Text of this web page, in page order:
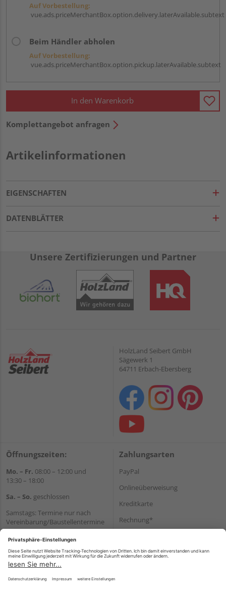
Auf Vorbestellung:
vue.ads.priceMerchantBox.option.delivery.laterAvailable.subtext
Beim Händler abholen
Auf Vorbestellung:
vue.ads.priceMerchantBox.option.pickup.laterAvailable.subtext
In den Warenkorb
Komplettangebot anfragen
Artikelinformationen
EIGENSCHAFTEN
DATENBLÄTTER
Unsere Zertifizierungen und Partner
HolzLand Seibert GmbH
Sägewerk 1
64711 Erbach-Ebersberg
Öffnungszeiten:
Mo. – Fr. 08:00 – 12:00 und
13:30 – 18:00
Sa. – So. geschlossen
Samstags: Termine nur nach
Vereinbarung/Baustellentermine
Wir helfen Ihnen gerne
weiter
Tel.:+49 6062 956180
E-Mail:shop@holzland-seibert.de
Zahlungsarten
PayPal
Onlineüberweisung
Kreditkarte
Rechnung*
Versand